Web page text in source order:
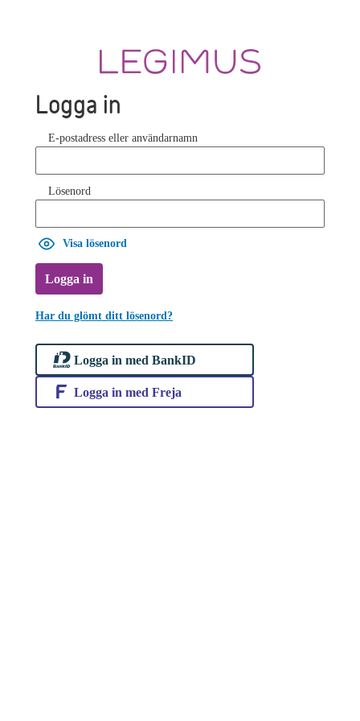
Logga in
E-postadress eller användarnamn
Lösenord
Visa lösenord
Logga in
Har du glömt ditt lösenord?
Logga in med BankID
Logga in med Freja